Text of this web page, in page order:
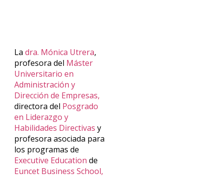
La dra. Mónica Utrera,
profesora del Máster
Universitario en
Administración y
Dirección de Empresas,
directora del Posgrado
en Liderazgo y
Habilidades Directivas y
profesora asociada para
los programas de
Executive Education de
Euncet Business School,